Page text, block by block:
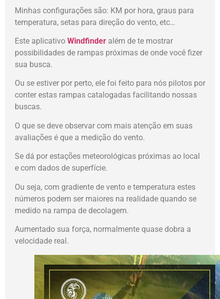
Minhas configurações são: KM por hora, graus para
temperatura, setas para direção do vento, etc…
Este aplicativo Windfinder além de te mostrar
possibilidades de rampas próximas de onde você fizer
sua busca.
Ou se estiver por perto, ele foi feito para nós pilotos por
conter estas rampas catalogadas facilitando nossas
buscas.
O que se deve observar com mais atenção em suas
avaliações é que a medição do vento.
Se dá por estações meteorológicas próximas ao local
e com dados de superfície.
Ou seja, com gradiente de vento e temperatura estes
números podem ser maiores na realidade quando se
medido na rampa de decolagem.
Aumentado sua força, normalmente quase dobra a
velocidade real.